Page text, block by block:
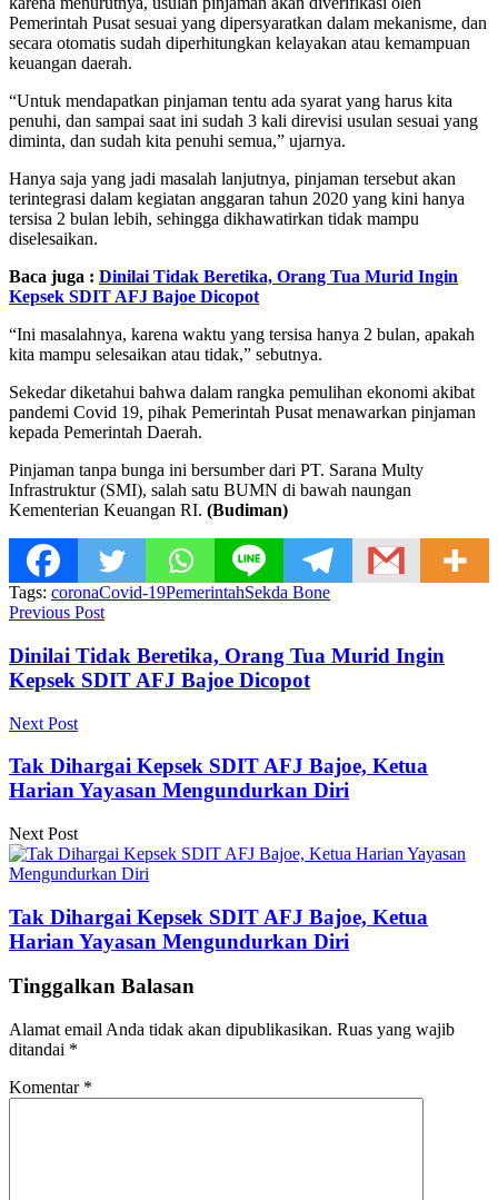
Pemerintah Pusat sesuai yang dipersyaratkan dalam mekanisme, dan
secara otomatis sudah diperhitungkan kelayakan atau kemampuan
keuangan daerah.
“Untuk mendapatkan pinjaman tentu ada syarat yang harus kita
penuhi, dan sampai saat ini sudah 3 kali direvisi usulan sesuai yang
diminta, dan sudah kita penuhi semua,” ujarnya.
Hanya saja yang jadi masalah lanjutnya, pinjaman tersebut akan
terintegrasi dalam kegiatan anggaran tahun 2020 yang kini hanya
tersisa 2 bulan lebih, sehingga dikhawatirkan tidak mampu
diselesaikan.
Baca juga : Dinilai Tidak Beretika, Orang Tua Murid Ingin
Kepsek SDIT AFJ Bajoe Dicopot
“Ini masalahnya, karena waktu yang tersisa hanya 2 bulan, apakah
kita mampu selesaikan atau tidak,” sebutnya.
Sekedar diketahui bahwa dalam rangka pemulihan ekonomi akibat
pandemi Covid 19, pihak Pemerintah Pusat menawarkan pinjaman
kepada Pemerintah Daerah.
Pinjaman tanpa bunga ini bersumber dari PT. Sarana Multy
Infrastruktur (SMI), salah satu BUMN di bawah naungan
Kementerian Keuangan RI. (Budiman)
Tags: coronaCovid-19PemerintahSekda Bone
Previous Post
Dinilai Tidak Beretika, Orang Tua Murid Ingin
Kepsek SDIT AFJ Bajoe Dicopot
Next Post
Tak Dihargai Kepsek SDIT AFJ Bajoe, Ketua
Harian Yayasan Mengundurkan Diri
Next Post
Tak Dihargai Kepsek SDIT AFJ Bajoe, Ketua
Harian Yayasan Mengundurkan Diri
Tinggalkan Balasan
Alamat email Anda tidak akan dipublikasikan. Ruas yang wajib
ditandai *
Komentar *